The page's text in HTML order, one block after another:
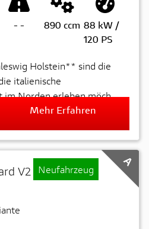
- - 890 ccm 88 kW /
120 PS
Holstein** sind die
italienische
Norden erleben möch...
Mehr Erfahren
V2
Neufahrzeug
A